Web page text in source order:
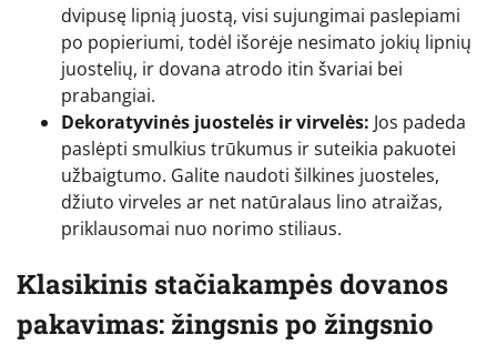
dvipusę lipnią juostą, visi sujungimai paslepiami
po popieriumi, todėl išorėje nesimato jokių lipnių
juostelių, ir dovana atrodo itin švariai bei
prabangiai.
Dekoratyvinės juostelės ir virvelės: Jos padeda
paslėpti smulkius trūkumus ir suteikia pakuotei
užbaigtumo. Galite naudoti šilkines juosteles,
džiuto virveles ar net natūralaus lino atraižas,
priklausomai nuo norimo stiliaus.
Klasikinis stačiakampės dovanos
pakavimas: žingsnis po žingsnio